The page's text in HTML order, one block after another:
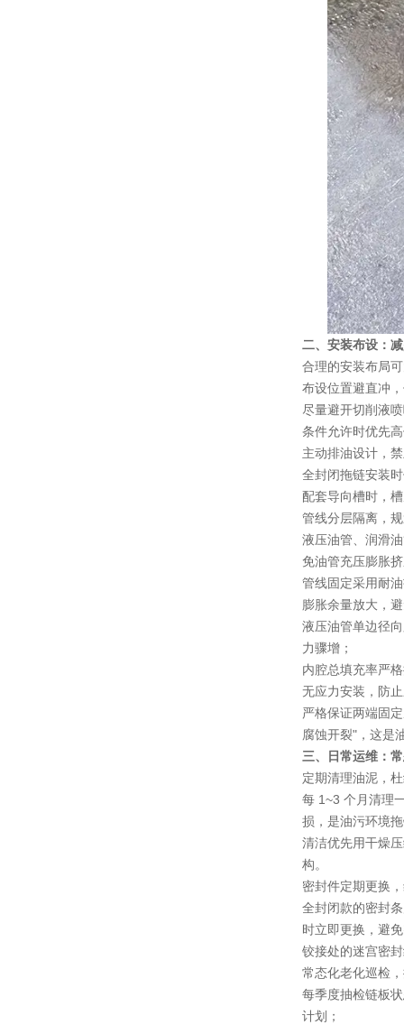
二、安装布设：
合理的安装布局
布设位置避直冲
尽量避开切削液
条件允许时优先
主动排油设计，
全封闭拖链安装
配套导向槽时，
管线分层隔离，
液压油管、润滑
免油管充压膨胀
管线固定采用耐
膨胀余量放大，
液压油管单边径
力骤增；
内腔总填充率严
无应力安装，防
严格保证两端固
腐蚀开裂"，这是
三、日常运维：
定期清理油泥，
每 1~3 个月清理
损，是油污环境
清洁优先用干燥
构。
密封件定期更换
全封闭款的密封
时立即更换，避
铰接处的迷宫密
常态化老化巡检
每季度抽检链板
计划；